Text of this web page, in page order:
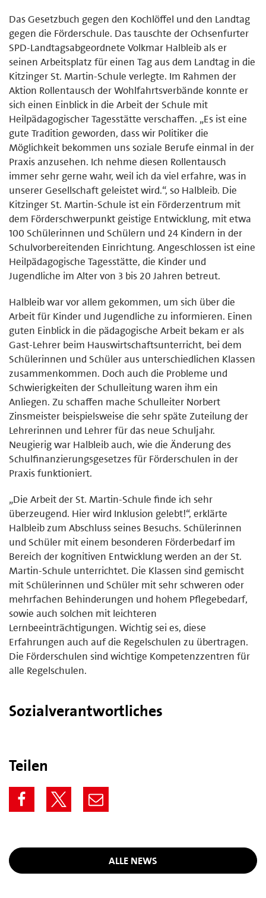
Das Gesetzbuch gegen den Kochlöffel und den Landtag
gegen die Förderschule. Das tauschte der Ochsenfurter
SPD-Landtagsabgeordnete Volkmar Halbleib als er
seinen Arbeitsplatz für einen Tag aus dem Landtag in die
Kitzinger St. Martin-Schule verlegte. Im Rahmen der
Aktion Rollentausch der Wohlfahrtsverbände konnte er
sich einen Einblick in die Arbeit der Schule mit
Heilpädagogischer Tagesstätte verschaffen. „Es ist eine
gute Tradition geworden, dass wir Politiker die
Möglichkeit bekommen uns soziale Berufe einmal in der
Praxis anzusehen. Ich nehme diesen Rollentausch
immer sehr gerne wahr, weil ich da viel erfahre, was in
unserer Gesellschaft geleistet wird.“, so Halbleib. Die
Kitzinger St. Martin-Schule ist ein Förderzentrum mit
dem Förderschwerpunkt geistige Entwicklung, mit etwa
100 Schülerinnen und Schülern und 24 Kindern in der
Schulvorbereitenden Einrichtung. Angeschlossen ist eine
Heilpädagogische Tagesstätte, die Kinder und
Jugendliche im Alter von 3 bis 20 Jahren betreut.
Halbleib war vor allem gekommen, um sich über die
Arbeit für Kinder und Jugendliche zu informieren. Einen
guten Einblick in die pädagogische Arbeit bekam er als
Gast-Lehrer beim Hauswirtschaftsunterricht, bei dem
Schülerinnen und Schüler aus unterschiedlichen Klassen
zusammenkommen. Doch auch die Probleme und
Schwierigkeiten der Schulleitung waren ihm ein
Anliegen. Zu schaffen mache Schulleiter Norbert
Zinsmeister beispielsweise die sehr späte Zuteilung der
Lehrerinnen und Lehrer für das neue Schuljahr.
Neugierig war Halbleib auch, wie die Änderung des
Schulfinanzierungsgesetzes für Förderschulen in der
Praxis funktioniert.
„Die Arbeit der St. Martin-Schule finde ich sehr
überzeugend. Hier wird Inklusion gelebt!“, erklärte
Halbleib zum Abschluss seines Besuchs. Schülerinnen
und Schüler mit einem besonderen Förderbedarf im
Bereich der kognitiven Entwicklung werden an der St.
Martin-Schule unterrichtet. Die Klassen sind gemischt
mit Schülerinnen und Schüler mit sehr schweren oder
mehrfachen Behinderungen und hohem Pflegebedarf,
sowie auch solchen mit leichteren
Lernbeeinträchtigungen. Wichtig sei es, diese
Erfahrungen auch auf die Regelschulen zu übertragen.
Die Förderschulen sind wichtige Kompetenzzentren für
alle Regelschulen.
Sozialverantwortliches
Teilen
ALLE NEWS